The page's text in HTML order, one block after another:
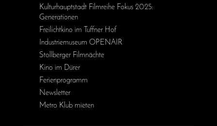
Kulturhauptstadt Filmreihe Fokus 2025:
Generationen
Freilichtkino im Tuffner Hof
Industriemuseum OPENAIR
Stollberger Filmnächte
Kino im Dürer
Ferienprogramm
Newsletter
Metro Klub mieten